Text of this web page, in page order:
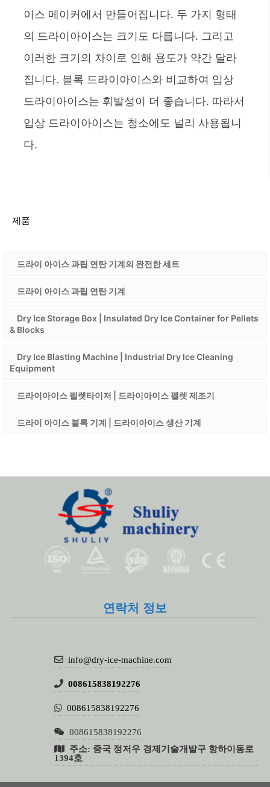
이스 메이커에서 만들어집니다. 두 가지 형태
의 드라이아이스는 크기도 다릅니다. 그리고
이러한 크기의 차이로 인해 용도가 약간 달라
집니다. 블록 드라이아이스와 비교하여 입상
드라이아이스는 휘발성이 더 좋습니다. 따라서
입상 드라이아이스는 청소에도 널리 사용됩니
다.
제품
드라이 아이스 과립 연탄 기계의 완전한 세트
드라이 아이스 과립 연탄 기계
Dry Ice Storage Box | Insulated Dry Ice Container for Pellets
& Blocks
Dry Ice Blasting Machine | Industrial Dry Ice Cleaning
Equipment
드라이아이스 펠렛타이저 | 드라이아이스 펠렛 제조기
드라이 아이스 블록 기계 | 드라이아이스 생산 기계
연락처 정보
info@dry-ice-machine.com
008615838192276
008615838192276
008615838192276
주소: 중국 정저우 경제기술개발구 항하이동로
1394호